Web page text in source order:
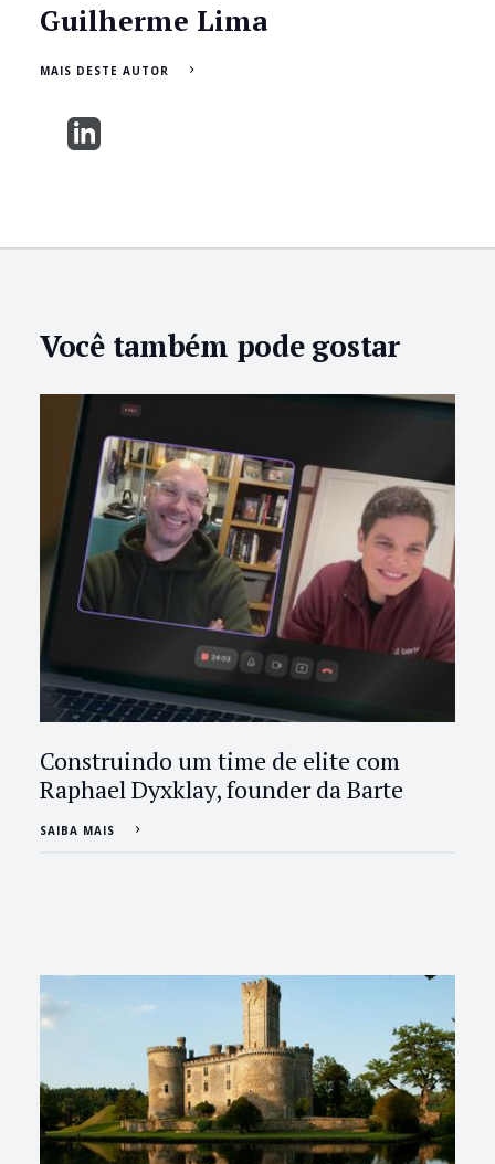
Guilherme Lima
MAIS DESTE AUTOR
Você também pode gostar
Construindo um time de elite com
Raphael Dyxklay, founder da Barte
SAIBA MAIS